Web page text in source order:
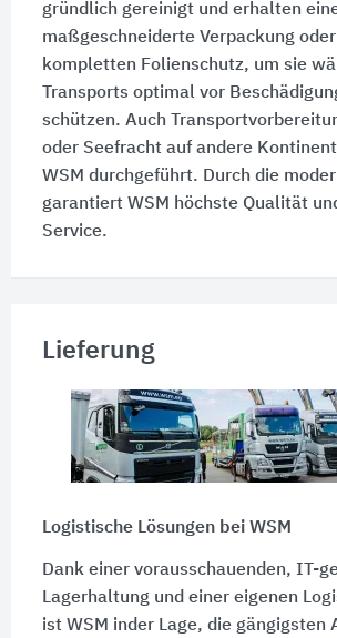
gründlich gereinigt und erhalten
maßgeschneiderte Verpackung
kompletten Folienschutz, um sie
Transports optimal vor
schützen. Auch
oder Seefracht auf andere
WSM durchgeführt. Durch die
garantiert WSM höchste Qualität
Service.
Lieferung
Logistische Lösungen bei WSM
Dank einer vorausschauenden, IT-
Lagerhaltung und einer eigenen
ist WSM inder Lage, die gängigsten